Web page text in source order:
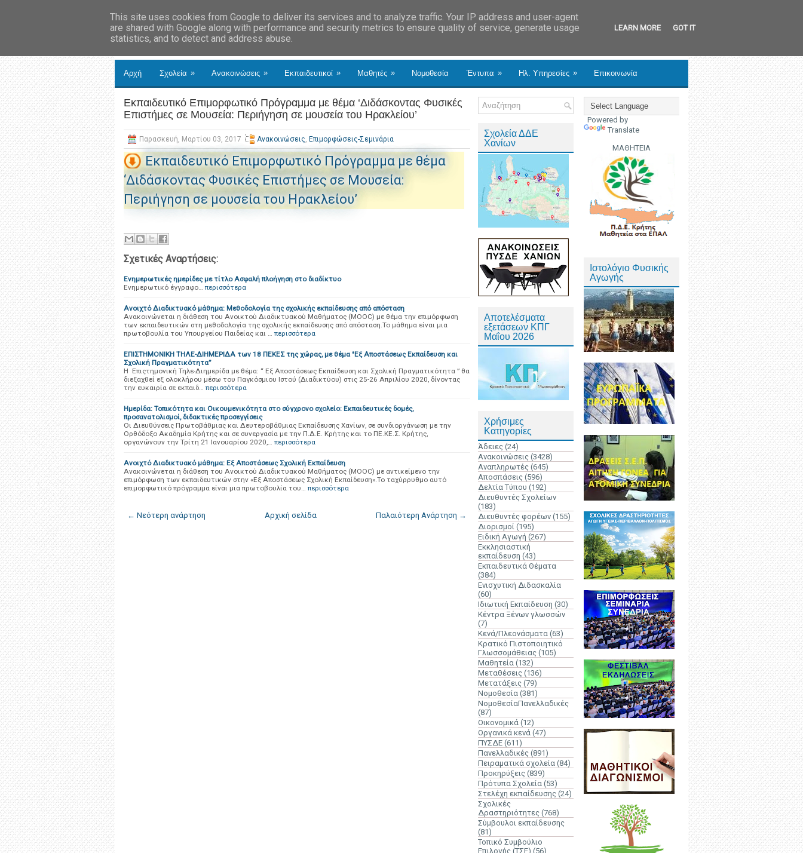
Αρχή Σχολεία » Ανακοινώσεις » Εκπαιδευτικοί » Μαθητές » Νομοθεσία Έντυπα » Ηλ. Υπηρεσίες » Επικοινωνία
Εκπαιδευτικό Επιμορφωτικό Πρόγραμμα με θέμα ‘Διδάσκοντας Φυσικές
Επιστήμες σε Μουσεία: Περιήγηση σε μουσεία του Ηρακλείου’
Παρασκευή, Μαρτίου 03, 2017 Ανακοινώσεις, Επιμορφώσεις-Σεμινάρια
Εκπαιδευτικό Επιμορφωτικό Πρόγραμμα με θέμα
‘Διδάσκοντας Φυσικές Επιστήμες σε Μουσεία:
Περιήγηση σε μουσεία του Ηρακλείου’
Σχετικές Αναρτήσεις:
Eνημερωτικές ημερίδες με τίτλο Ασφαλή πλοήγηση στο διαδίκτυο
Ενημερωτικό έγγραφο… περισσότερα
Ανοιχτό Διαδικτυακό μάθημα: Μεθοδολογία της σχολικής εκπαίδευσης από απόσταση
Ανακοινώνεται η διάθεση του Ανοικτού Διαδικτυακού Μαθήματος (MOOC) με θέμα την επιμόρφωση
των εκπαιδευτικών στη μεθοδολογία της σχολικής εκπαίδευσης από απόσταση.Το μάθημα είναι μια
πρωτοβουλία του Υπουργείου Παιδείας και … περισσότερα
ΕΠΙΣΤΗΜΟΝΙΚΗ ΤΗΛΕ-ΔΙΗΜΕΡΙΔΑ των 18 ΠΕΚΕΣ της χώρας, με θέμα "Εξ Αποστάσεως Εκπαίδευση και
Σχολική Πραγματικότητα”
Η Επιςτημονική Τηλε-Διημερίδα με θέμα: “ Εξ Αποστάσεως Εκπαίδευση και Σχολική Πραγματικότητα ” θα
διεξαχθεί εξ ολοκλήρου μέσω του Παγκόσμιου Ιστού (Διαδικτύου) στις 25-26 Απριλίου 2020, δίνοντας
την ευκαιρία σε εκπαιδ… περισσότερα
Ημερίδα: Τοπικότητα και Οικουμενικότητα στο σύγχρονο σχολείο: Εκπαιδευτικές δομές,
προσανατολισμοί, διδακτικές προσεγγίσεις
Οι Διευθύνσεις Πρωτοβάθμιας και Δευτεροβάθμιας Εκπαίδευσης Χανίων, σε συνδιοργάνωση με την
Ορθόδοξο Ακαδημία Κρήτης και σε συνεργασία με την Π.Δ.Ε. Κρήτης και το ΠΕ.ΚΕ.Σ. Κρήτης,
οργανώνουν την Τρίτη 21 Ιανουαρίου 2020,… περισσότερα
Ανοιχτό Διαδικτυακό μάθημα: Εξ Αποστάσεως Σχολική Εκπαίδευση
Ανακοινώνεται η διάθεση του Ανοικτού Διαδικτυακού Μαθήματος (MOOC) με αντικείμενο την
επιμόρφωση των εκπαιδευτικών στην «Εξ Αποστάσεως Σχολική Εκπαίδευση».Το ταχύρρυθμο αυτό
επιμορφωτικό πρόγραμμα είναι μια πρωτοβουλία του… περισσότερα
← Νεότερη ανάρτηση Παλαιότερη Ανάρτηση →
Αρχική σελίδα
Σχολεία ΔΔΕ
Χανίων
Αποτελέσματα
εξετάσεων ΚΠΓ
Μαΐου 2026
Χρήσιμες
Κατηγορίες
Άδειες (24)
Ανακοινώσεις (3428)
Αναπληρωτές (645)
Αποσπάσεις (596)
Δελτία Τύπου (192)
Διευθυντές Σχολείων
(183)
Διευθυντές φορέων (155)
Διορισμοί (195)
Ειδική Αγωγή (267)
Εκκλησιαστική
εκπαίδευση (43)
Εκπαιδευτικά Θέματα
(384)
Ενισχυτική Διδασκαλία
(60)
Ιδιωτική Εκπαίδευση (30)
Κέντρα Ξένων γλωσσών
(7)
Κενά/Πλεονάσματα (63)
Κρατικό Πιστοποιητικό
Γλωσσομάθειας (105)
Μαθητεία (132)
Μεταθέσεις (136)
Μετατάξεις (79)
Νομοθεσία (381)
ΝομοθεσίαΠανελλαδικές
(87)
Οικονομικά (12)
Οργανικά κενά (47)
ΠΥΣΔΕ (611)
Πανελλαδικές (891)
Πειραματικά σχολεία (84)
Προκηρύξεις (839)
Πρότυπα Σχολεία (53)
Στελέχη εκπαίδευσης (24)
Σχολικές
Δραστηριότητες (768)
Σύμβουλοι εκπαίδευσης
(81)
Τοπικό Συμβούλιο
Επιλογής (ΤΣΕ) (56)
Powered by
Translate
ΜΑΘΗΤΕΙΑ
Ιστολόγιο Φυσικής
Αγωγής
This site uses cookies from Google to deliver its services and to analyze traffic. Your IP address and user-agent
are shared with Google along with performance and security metrics to ensure quality of service, generate usage
statistics, and to detect and address abuse.
LEARN MORE GOT IT